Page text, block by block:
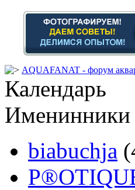
AQUAFANAT - форум
Календарь
Именинники
biabuchja